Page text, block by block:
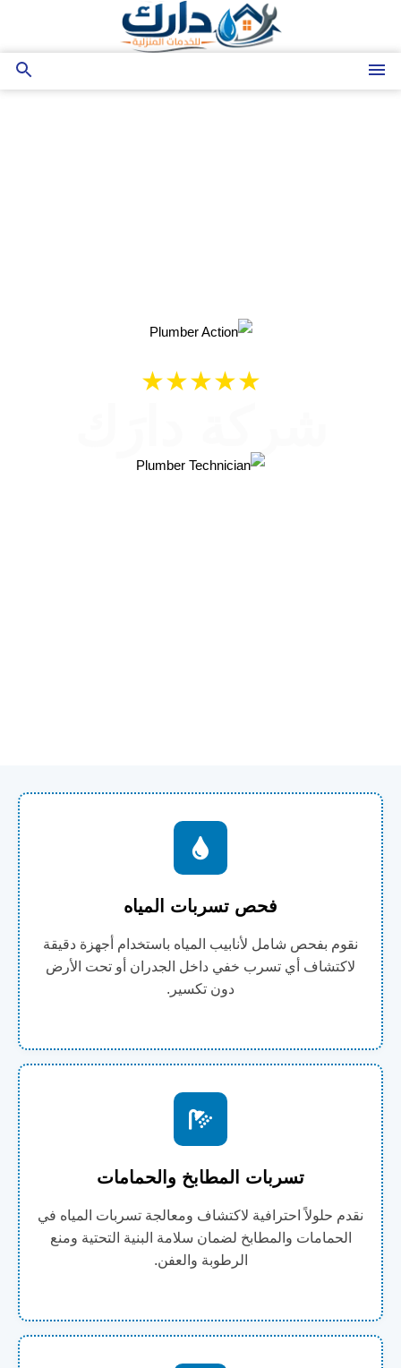
المحتوى
القائمة
بحث
★★★★★
فحص تسربات المياه
نقوم بفحص شامل لأنابيب المياه باستخدام أجهزة دقيقة
لاكتشاف أي تسرب خفي داخل الجدران أو تحت الأرض
دون تكسير.
تسربات المطابخ والحمامات
نقدم حلولاً احترافية لاكتشاف ومعالجة تسربات المياه في
الحمامات والمطابخ لضمان سلامة البنية التحتية ومنع
الرطوبة والعفن.